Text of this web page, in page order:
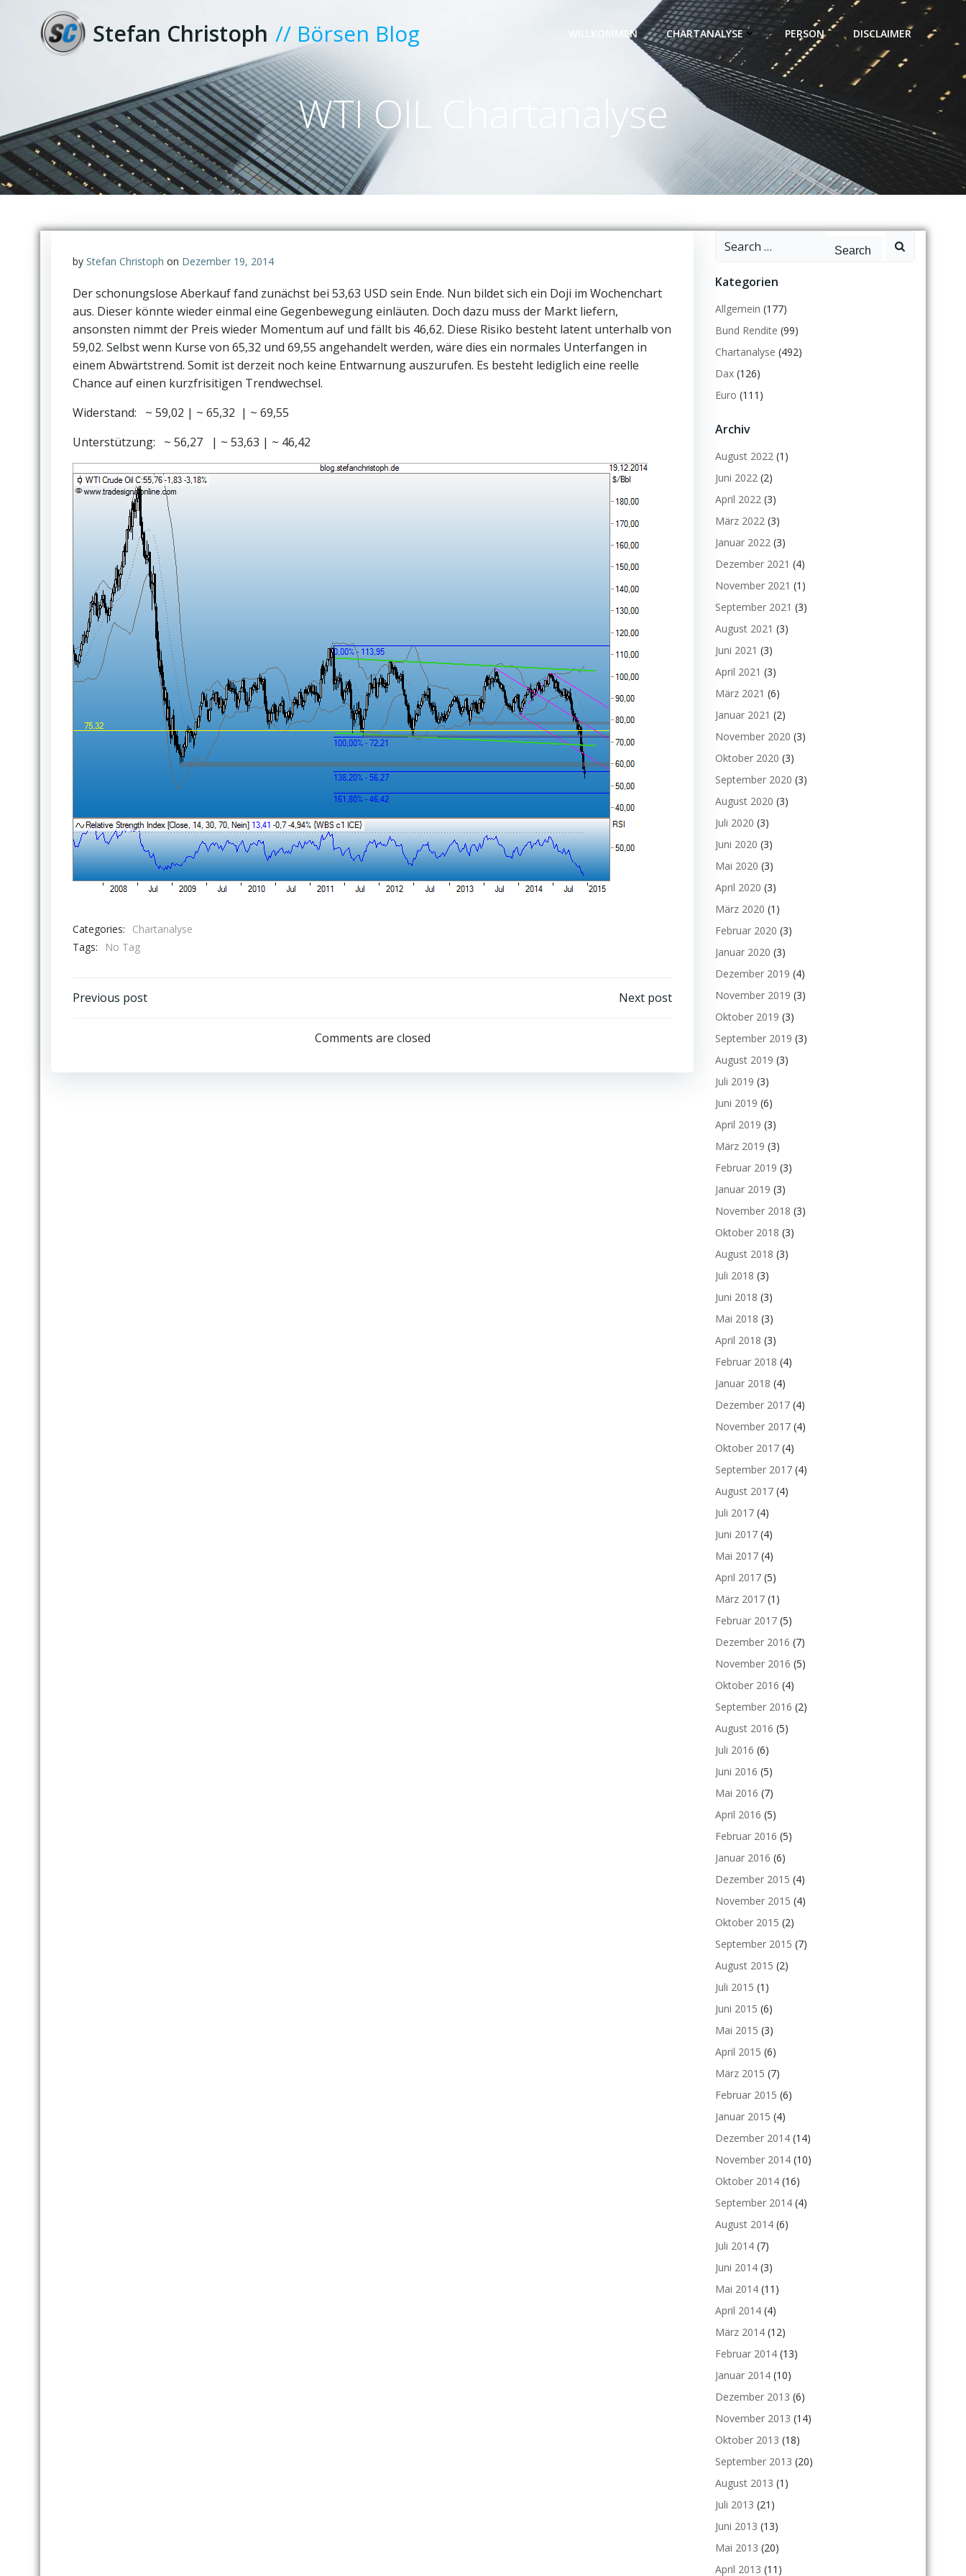
springen
Stefan Christoph // Börsen Blog WILLKOMMEN CHARTANALYSE PERSON DISCLAIMER
WTI OIL Chartanalyse
by Stefan Christoph on Dezember 19, 2014
Der schonungslose Aberkauf fand zunächst bei 53,63 USD sein Ende. Nun bildet sich ein Doji im Wochenchart
aus. Dieser könnte wieder einmal eine Gegenbewegung einläuten. Doch dazu muss der Markt liefern,
ansonsten nimmt der Preis wieder Momentum auf und fällt bis 46,62. Diese Risiko besteht latent unterhalb von
59,02. Selbst wenn Kurse von 65,32 und 69,55 angehandelt werden, wäre dies ein normales Unterfangen in
einem Abwärtstrend. Somit ist derzeit noch keine Entwarnung auszurufen. Es besteht lediglich eine reelle
Chance auf einen kurzfrisitigen Trendwechsel.
Widerstand: ~ 59,02 | ~ 65,32 | ~ 69,55
Unterstützung: ~ 56,27 | ~ 53,63 | ~ 46,42
Categories:
Chartanalyse
Tags:
No Tag
Post
Previous post
navigation
Next post
Comments are closed
Search
Kategorien
Allgemein (177)
Bund Rendite (99)
Chartanalyse (492)
Dax (126)
Euro (111)
Archiv
August 2022 (1)
Juni 2022 (2)
April 2022 (3)
März 2022 (3)
Januar 2022 (3)
Dezember 2021 (4)
November 2021 (1)
September 2021 (3)
August 2021 (3)
Juni 2021 (3)
April 2021 (3)
März 2021 (6)
Januar 2021 (2)
November 2020 (3)
Oktober 2020 (3)
September 2020 (3)
August 2020 (3)
Juli 2020 (3)
Juni 2020 (3)
Mai 2020 (3)
April 2020 (3)
März 2020 (1)
Februar 2020 (3)
Januar 2020 (3)
Dezember 2019 (4)
November 2019 (3)
Oktober 2019 (3)
September 2019 (3)
August 2019 (3)
Juli 2019 (3)
Juni 2019 (6)
April 2019 (3)
März 2019 (3)
Februar 2019 (3)
Januar 2019 (3)
November 2018 (3)
Oktober 2018 (3)
August 2018 (3)
Juli 2018 (3)
Juni 2018 (3)
Mai 2018 (3)
April 2018 (3)
Februar 2018 (4)
Januar 2018 (4)
Dezember 2017 (4)
November 2017 (4)
Oktober 2017 (4)
September 2017 (4)
August 2017 (4)
Juli 2017 (4)
Juni 2017 (4)
Mai 2017 (4)
April 2017 (5)
März 2017 (1)
Februar 2017 (5)
Dezember 2016 (7)
November 2016 (5)
Oktober 2016 (4)
September 2016 (2)
August 2016 (5)
Juli 2016 (6)
Juni 2016 (5)
Mai 2016 (7)
April 2016 (5)
Februar 2016 (5)
Januar 2016 (6)
Dezember 2015 (4)
November 2015 (4)
Oktober 2015 (2)
September 2015 (7)
August 2015 (2)
Juli 2015 (1)
Juni 2015 (6)
Mai 2015 (3)
April 2015 (6)
März 2015 (7)
Februar 2015 (6)
Januar 2015 (4)
Dezember 2014 (14)
November 2014 (10)
Oktober 2014 (16)
September 2014 (4)
August 2014 (6)
Juli 2014 (7)
Juni 2014 (3)
Mai 2014 (11)
April 2014 (4)
März 2014 (12)
Februar 2014 (13)
Januar 2014 (10)
Dezember 2013 (6)
November 2013 (14)
Oktober 2013 (18)
September 2013 (20)
August 2013 (1)
Juli 2013 (21)
Juni 2013 (13)
Mai 2013 (20)
April 2013 (11)